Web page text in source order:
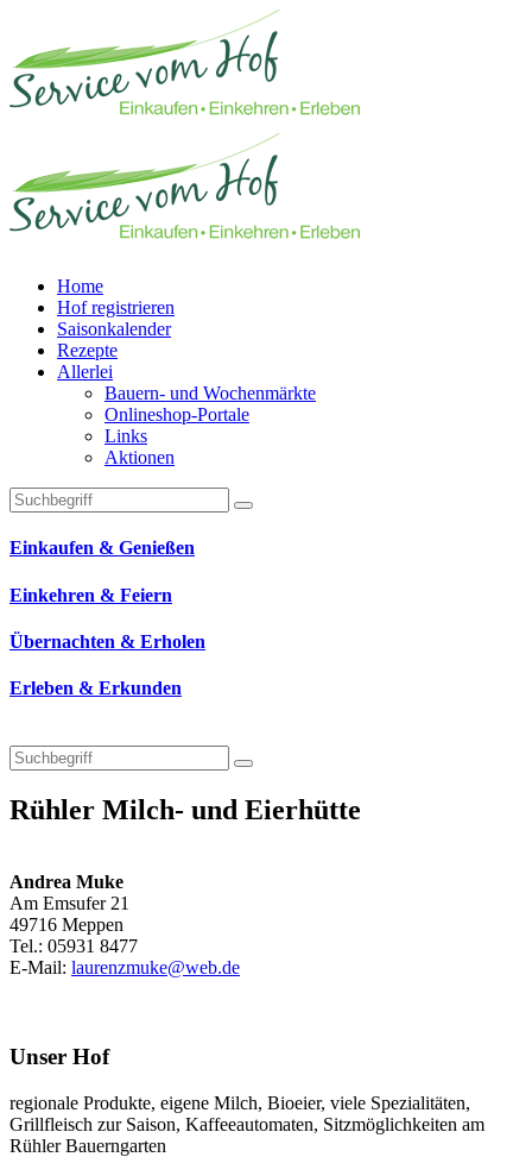
Home
Hof registrieren
Saisonkalender
Rezepte
Allerlei
Bauern- und Wochenmärkte
Onlineshop-Portale
Links
Aktionen
Technisches Feld: Suchfeld
Technisches Feld: Suchbutton
Suche absenden
Einkaufen & Genießen
Einkehren & Feiern
Übernachten & Erholen
Erleben & Erkunden
Rühler Milch- und Eierhütte
Andrea Muke
Am Emsufer 21
49716 Meppen
Tel.: 05931 8477
E-Mail: laurenzmuke@web.de
Unser Hof
regionale Produkte, eigene Milch, Bioeier, viele Spezialitäten,
Grillfleisch zur Saison, Kaffeeautomaten, Sitzmöglichkeiten am
Rühler Bauerngarten